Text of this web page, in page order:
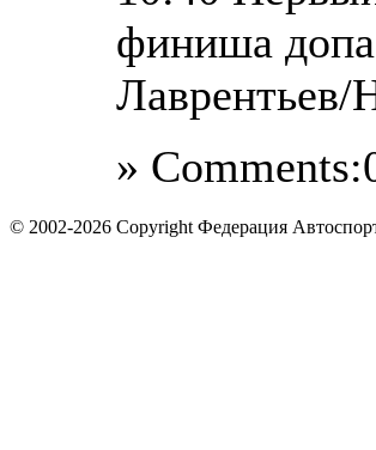
финиша
»
© 2002-2026 Copyright Федерация